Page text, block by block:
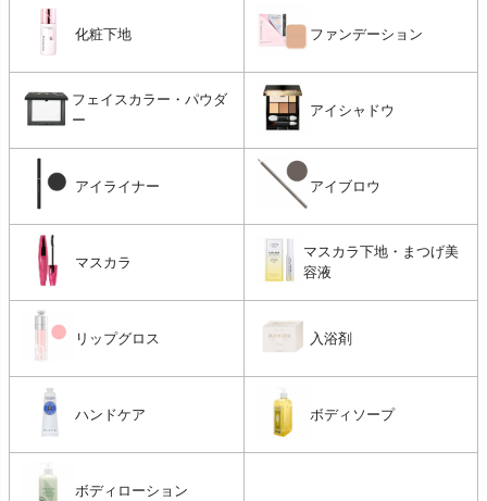
化粧下地 ファンデーション
フェイスカラー・パウダ
ー
アイシャドウ
アイライナー アイブロウ
マスカラ
マスカラ下地・まつげ美
容液
リップグロス 入浴剤
ハンドケア ボディソープ
ボディローション